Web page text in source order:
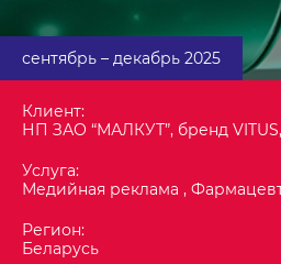
Клиент:
НП ЗАО “МАЛКУТ”, бренд
Услуга:
Медийная реклама ,
Регион:
Беларусь
сентябрь – декабрь 2025